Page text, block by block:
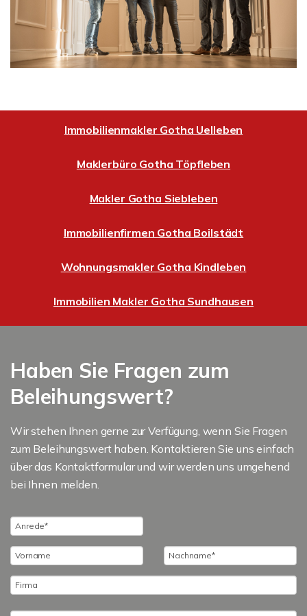
Immobilienmakler Gotha Uelleben
Maklerbüro Gotha Töpfleben
Makler Gotha Siebleben
Immobilienfirmen Gotha Boilstädt
Wohnungsmakler Gotha Kindleben
Immobilien Makler Gotha Sundhausen
Haben Sie Fragen zum
Beleihungswert?
Wir stehen Ihnen gerne zur Verfügung, wenn Sie Fragen
zum Beleihungswert haben. Kontaktieren Sie uns einfach
über das Kontaktformular und wir werden uns umgehend
bei Ihnen melden.